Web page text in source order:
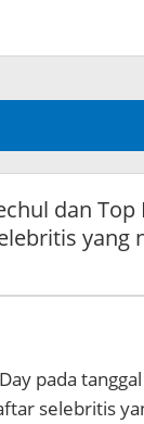
dan Top
yang
pada
selebritis